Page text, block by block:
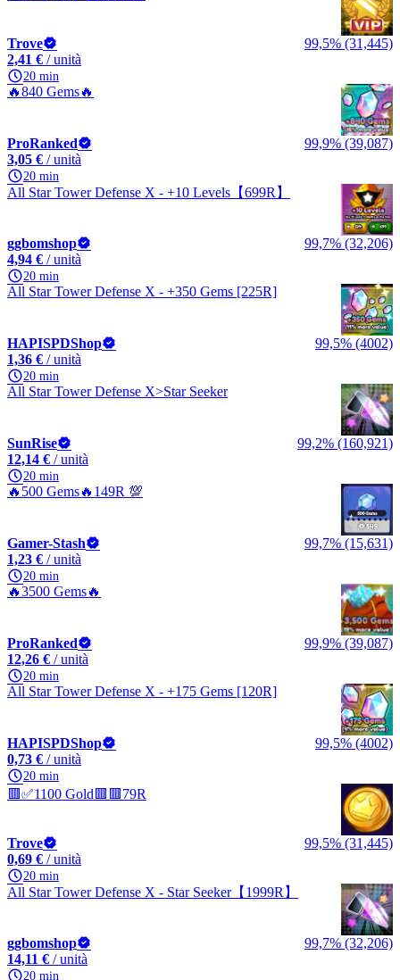
Trove
99,5% (31,445)
2,41 € / unità
20 min
🔥840 Gems🔥
ProRanked
99,9% (39,087)
3,05 € / unità
20 min
All Star Tower Defense X - +10 Levels【699R】
ggbomshop
99,7% (32,206)
4,94 € / unità
20 min
All Star Tower Defense X - +350 Gems [225R]
HAPISPDShop
99,5% (4002)
1,36 € / unità
20 min
All Star Tower Defense X>Star Seeker
SunRise
99,2% (160,921)
12,14 € / unità
20 min
🔥500 Gems🔥149R 💯
Gamer-Stash
99,7% (15,631)
1,23 € / unità
20 min
🔥3500 Gems🔥
ProRanked
99,9% (39,087)
12,26 € / unità
20 min
All Star Tower Defense X - +175 Gems [120R]
HAPISPDShop
99,5% (4002)
0,73 € / unità
20 min
🟥✅1100 Gold🟥🟥79R
Trove
99,5% (31,445)
0,69 € / unità
20 min
All Star Tower Defense X - Star Seeker【1999R】
ggbomshop
99,7% (32,206)
14,11 € / unità
20 min